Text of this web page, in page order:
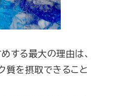
する最大の理由は、
質を摂取できること